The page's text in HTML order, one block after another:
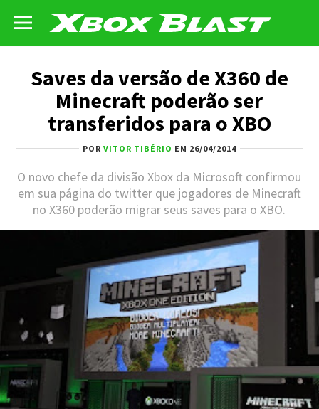
Saves da versão de X360 de
Minecraft poderão ser
transferidos para o XBO
POR VITOR TIBÉRIO EM 26/04/2014
O novo chefe da divisão Xbox da Microsoft confirmou
em sua página do twitter que jogadores de Minecraft
no X360 poderão migrar seus saves para o XBO.